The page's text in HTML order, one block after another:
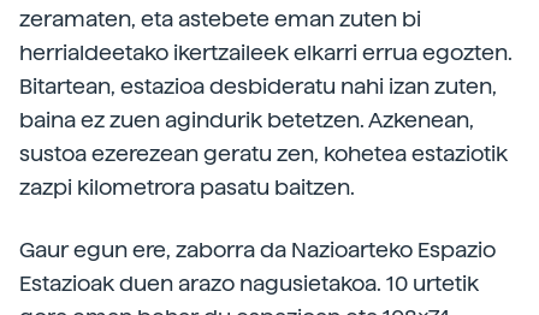
zeramaten, eta astebete eman zuten bi
herrialdeetako ikertzaileek elkarri errua egozten.
Bitartean, estazioa desbideratu nahi izan zuten,
baina ez zuen agindurik betetzen. Azkenean,
sustoa ezerezean geratu zen, kohetea estaziotik
zazpi kilometrora pasatu baitzen.
Gaur egun ere, zaborra da Nazioarteko Espazio
Estazioak duen arazo nagusietakoa. 10 urtetik